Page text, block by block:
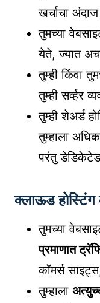
खर्चाचा
तुमच्या
येते, ज्यात
तुम्ही किंवा
तुम्ही सर्व्हर
तुम्ही शेअर्ड
तुम्हाला
परंतु डेडिकेटेड
क्लाऊड होस्टिंग
तुमच्या
प्रमाणात
कॉमर्स
तुम्हाला